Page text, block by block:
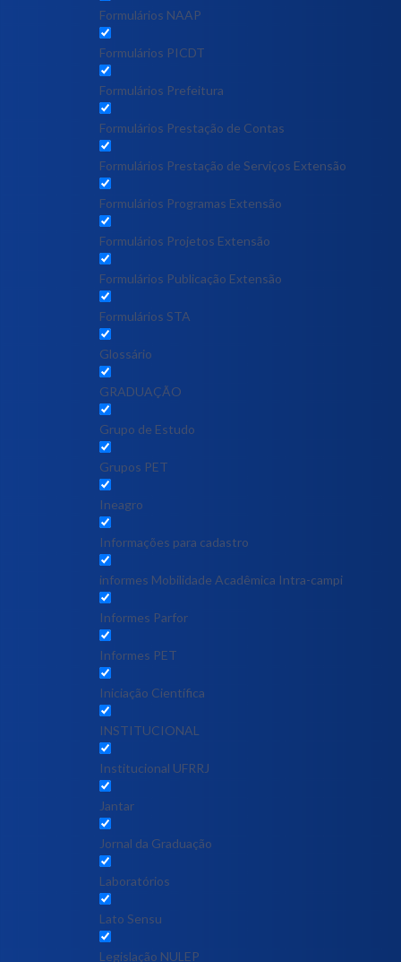
Formulários NAAP
Formulários PICDT
Formulários Prefeitura
Formulários Prestação de Contas
Formulários Prestação de Serviços Extensão
Formulários Programas Extensão
Formulários Projetos Extensão
Formulários Publicação Extensão
Formulários STA
Glossário
GRADUAÇÃO
Grupo de Estudo
Grupos PET
Ineagro
Informações para cadastro
informes Mobilidade Acadêmica Intra-campi
Informes Parfor
Informes PET
Iniciação Científica
INSTITUCIONAL
Institucional UFRRJ
Jantar
Jornal da Graduação
Laboratórios
Lato Sensu
Legislação NULEP